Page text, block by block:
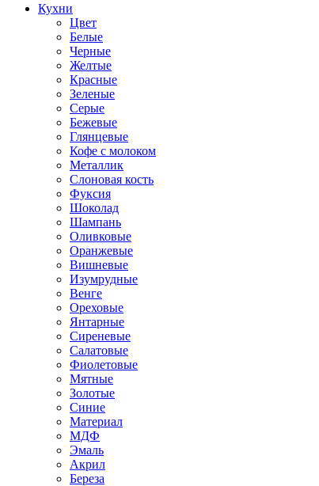
Кухни
Цвет
Белые
Черные
Желтые
Красные
Зеленые
Серые
Бежевые
Глянцевые
Кофе с молоком
Металлик
Слоновая кость
Фуксия
Шоколад
Шампань
Оливковые
Оранжевые
Вишневые
Изумрудные
Венге
Ореховые
Янтарные
Сиреневые
Салатовые
Фиолетовые
Мятные
Золотые
Синие
Материал
МДФ
Эмаль
Акрил
Береза